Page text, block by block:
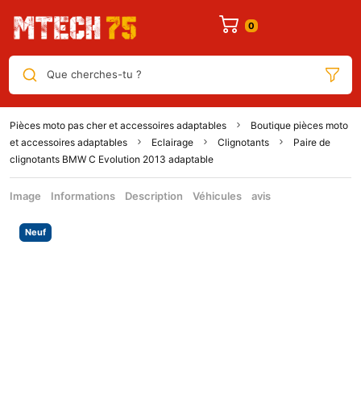
Que cherches-tu ?
Pièces moto pas cher et accessoires adaptables
Boutique pièces moto
et accessoires adaptables
Eclairage Clignotants
Paire de
clignotants BMW C Evolution 2013 adaptable
Image Informations Description Véhicules avis
Neuf